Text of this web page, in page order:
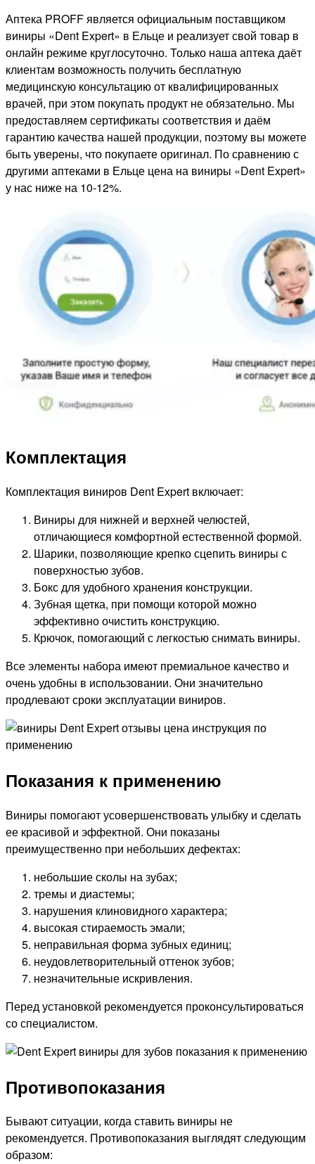
Аптека PROFF является официальным поставщиком
виниры «Dent Expert» в Ельце и реализует свой товар в
онлайн режиме круглосуточно. Только наша аптека даёт
клиентам возможность получить бесплатную
медицинскую консультацию от квалифицированных
врачей, при этом покупать продукт не обязательно. Мы
предоставляем сертификаты соответствия и даём
гарантию качества нашей продукции, поэтому вы можете
быть уверены, что покупаете оригинал. По сравнению с
другими аптеками в Ельце цена на виниры «Dent Expert»
у нас ниже на 10-12%.
Комплектация
Комплектация виниров Dent Expert включает:
Виниры для нижней и верхней челюстей,
отличающиеся комфортной естественной формой.
Шарики, позволяющие крепко сцепить виниры с
поверхностью зубов.
Бокс для удобного хранения конструкции.
Зубная щетка, при помощи которой можно
эффективно очистить конструкцию.
Крючок, помогающий с легкостью снимать виниры.
Все элементы набора имеют премиальное качество и
очень удобны в использовании. Они значительно
продлевают сроки эксплуатации виниров.
Показания к применению
Виниры помогают усовершенствовать улыбку и сделать
ее красивой и эффектной. Они показаны
преимущественно при небольших дефектах:
небольшие сколы на зубах;
тремы и диастемы;
нарушения клиновидного характера;
высокая стираемость эмали;
неправильная форма зубных единиц;
неудовлетворительный оттенок зубов;
незначительные искривления.
Перед установкой рекомендуется проконсультироваться
со специалистом.
Противопоказания
Бывают ситуации, когда ставить виниры не
рекомендуется. Противопоказания выглядят следующим
образом: